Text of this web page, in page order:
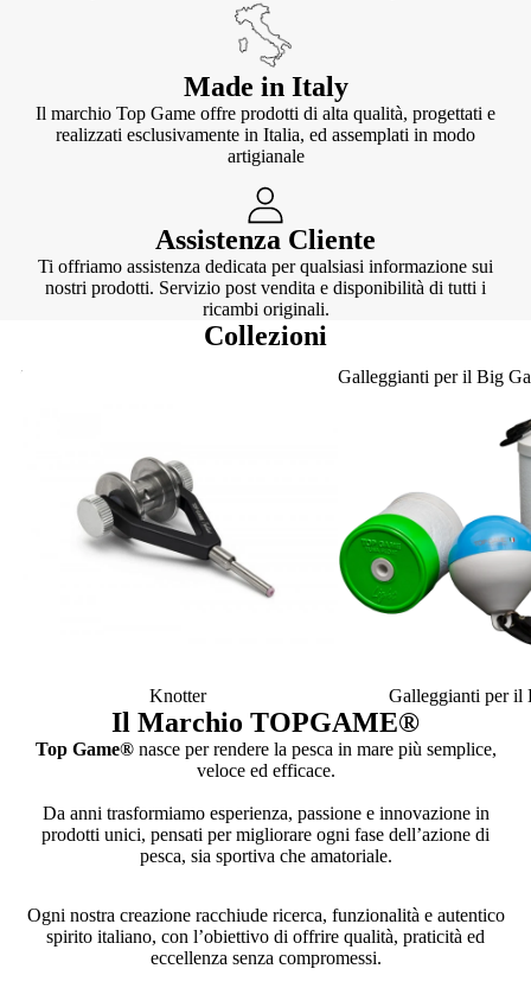
Made in Italy
Il marchio Top Game offre prodotti di alta qualità, progettati e
realizzati esclusivamente in Italia, ed assemplati in modo
artigianale
Assistenza Cliente
Ti offriamo assistenza dedicata per qualsiasi informazione sui
nostri prodotti. Servizio post vendita e disponibilità di tutti i
ricambi originali.
Collezioni
Knotter
Knotter
Galleggianti per il Big
Galleggianti per il
Il Marchio TOPGAME®
Top Game®nasce per rendere la pesca in mare più semplice,
veloce ed efficace.
Da anni trasformiamo esperienza, passione e innovazione in
prodotti unici, pensati per migliorare ogni fase dell’azione di
pesca, sia sportiva che amatoriale.
Ogni nostra creazione racchiude ricerca, funzionalità e autentico
spirito italiano, con l’obiettivo di offrire qualità, praticità ed
eccellenza senza compromessi.